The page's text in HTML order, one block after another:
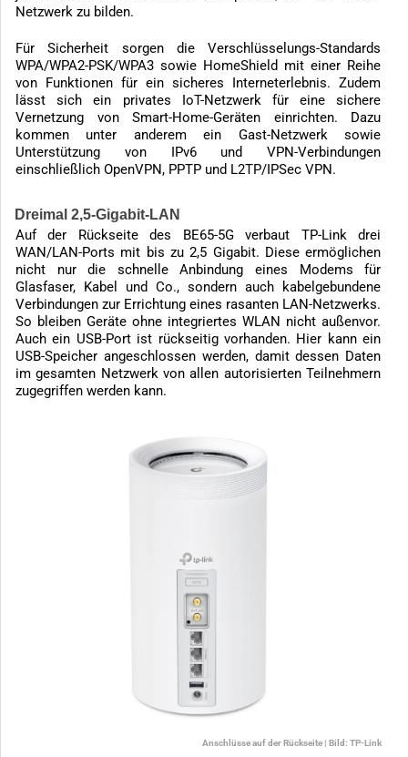
Netzwerk zu bilden.
Für Sicherheit sorgen die Verschlüsselungs-Standards
WPA/WPA2-PSK/WPA3 sowie HomeShield mit einer Reihe
von Funktionen für ein sicheres Interneterlebnis. Zudem
lässt sich ein privates IoT-Netzwerk für eine sichere
Vernetzung von Smart-Home-Geräten einrichten. Dazu
kommen unter anderem ein Gast-Netzwerk sowie
Unterstützung von IPv6 und VPN-Verbindungen
einschließlich OpenVPN, PPTP und L2TP/IPSec VPN.
Dreimal 2,5-Gigabit-LAN
Auf der Rückseite des BE65-5G verbaut TP-Link drei
WAN/LAN-Ports mit bis zu 2,5 Gigabit. Diese ermöglichen
nicht nur die schnelle Anbindung eines Modems für
Glasfaser, Kabel und Co., sondern auch kabelgebundene
Verbindungen zur Errichtung eines rasanten LAN-Netzwerks.
So bleiben Geräte ohne integriertes WLAN nicht außenvor.
Auch ein USB-Port ist rückseitig vorhanden. Hier kann ein
USB-Speicher angeschlossen werden, damit dessen Daten
im gesamten Netzwerk von allen autorisierten Teilnehmern
zugegriffen werden kann.
Anschlüsse auf der Rückseite | Bild: TP-Link